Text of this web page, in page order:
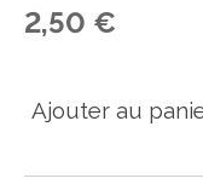
2,50 €
Ajouter au